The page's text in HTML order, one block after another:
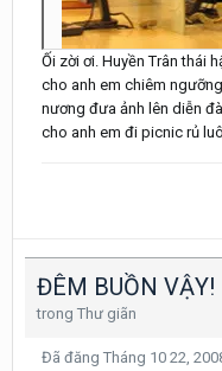
Ối zời ơi. Huyền Trân thái
cho anh em chiêm
nương đưa ảnh lên diễn
cho anh em đi picnic rủ
ĐÊM BUỒN VẬY!
trong Thư giãn
Đã đăng Tháng 10 22,